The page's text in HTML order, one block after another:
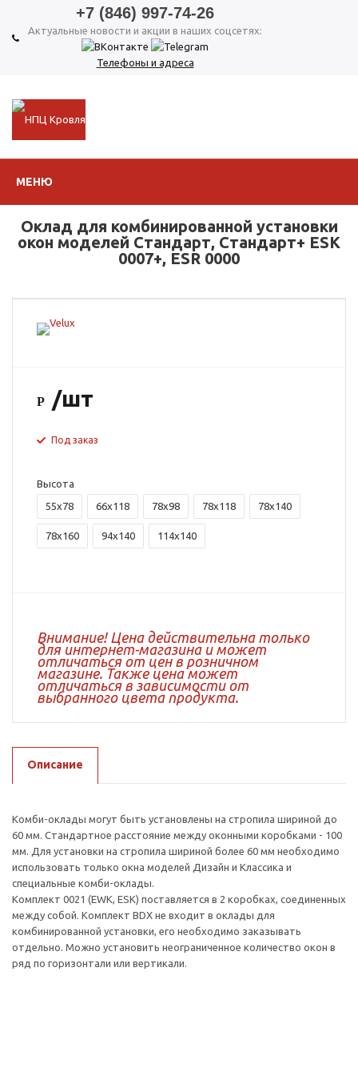
+7 (846) 997-74-26
Актуальные новости и акции в наших соцсетях:
Телефоны и адреса
МЕНЮ
Оклад для комбинированной установки
окон моделей Стандарт, Стандарт+ ESK
0007+, ESR 0000
/шт
Под заказ
Высота
55x78
66x118 78x98 78x118 78x140
78x160 94x140 114x140
Внимание! Цена действительна только
для интернет-магазина и может
отличаться от цен в розничном
магазине. Также цена может
отличаться в зависимости от
выбранного цвета продукта.
Описание
Комби-оклады могут быть установлены на стропила шириной до
60 мм. Стандартное расстояние между оконными коробками - 100
мм. Для установки на стропила шириной более 60 мм необходимо
использовать только окна моделей Дизайн и Классика и
специальные комби-оклады.
Комплект 0021 (EWK, ESK) поставляется в 2 коробках, соединенных
между собой. Комплект BDX не входит в оклады для
комбинированной установки, его необходимо заказывать
отдельно. Можно установить неограниченное количество окон в
ряд по горизонтали или вертикали.